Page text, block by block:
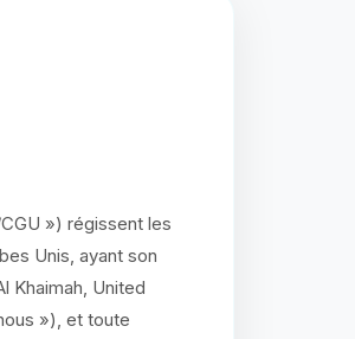
») régissent les
Unis, ayant son
Khaimah, United
»), et toute